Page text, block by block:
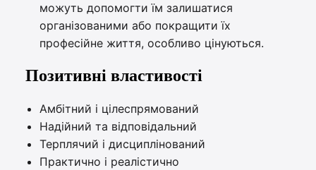
можуть допомогти їм залишатися
організованими або покращити їх
професійне життя, особливо цінуються.
Позитивні властивості
Амбітний і цілеспрямований
Надійний та відповідальний
Терплячий і дисциплінований
Практично і реалістично